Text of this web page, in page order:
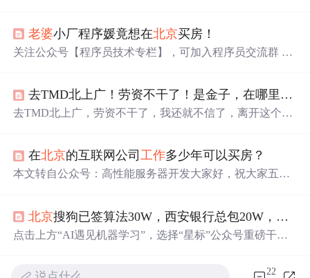
老婆小厂程序媛竟想在北京买房！
关注公众号【程序员技术专栏】，可加入程序员交流群 在
的城市里“漂着”。 而这种事情一般都是男生操心比较多，
从攒钱、排工作
居住证、选址、跑流程到最后付款，比写
T等大厂，却...
去TMD北上广！劳资不干了！是金子，在哪里都会发光，程序员是靠技术吃饭的，不是力工！中国又不是只有这三个城市！
去TMD北上广，劳资不干了，我还就不信了，离开这个地
我尽力了…… “成功”大概是这个世界上最甜美的果实，他
引诱着无数人为之疯狂拼命。 但是，“成功”和“失败”究竟
成为高富帅，迎娶白富美，走上人生巅峰。 曾经的我也是
这样认为的，但是，我遇到了我现在的妻子，她不是“白富
美”但是我们在一起却是如此的合.
在北京的互联网公司工作多少年可以买房？
本文转自公众号：高性能服务器开发大家好，祝大家五一
房？这个问题，我在知乎上刷到过。恰好昨...
北京搜狗已签算法30W，西安银行总包20W，要不要毁约去银行？
点击上方“AI遇见机器学习”，选择“星标”公众号重磅干
22